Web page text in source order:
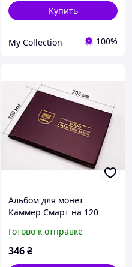
Купить
My Collection 100%
Альбом для монет
Каммер Смарт на 120
Smart 120
Готово к отправке
346₴